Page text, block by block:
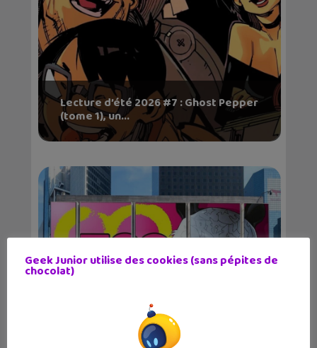
Lecture d’été 2026 #7 : Ghost Pepper
(tome 1), un...
Les sorties geek de l’été à Paris : One
Geek Junior utilise des cookies (sans pépites de
chocolat)